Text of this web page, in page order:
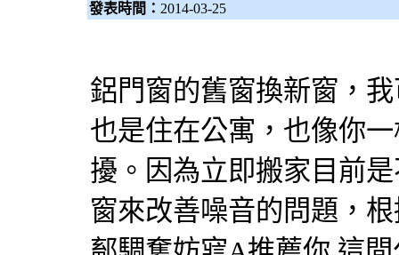
發表時間： 2014-03-25
鋁門窗的舊窗換新窗，
也是住在公寓，也像你
擾。因為立即搬家目前
窗來改善噪音的問題，